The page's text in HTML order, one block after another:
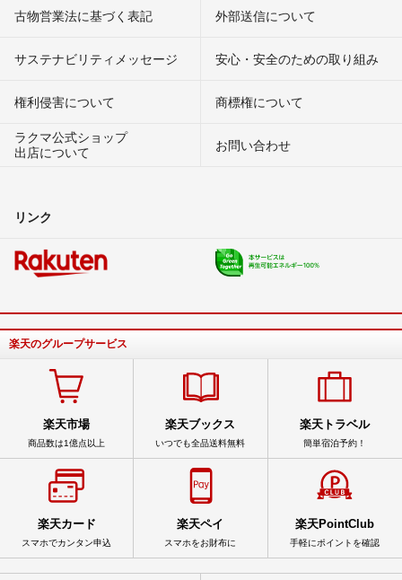
古物営業法に基づく表記 外部送信について
サステナビリティメッセージ 安心・安全のための取り組み
権利侵害について
商標権について
ラクマ公式ショップ
出店について
お問い合わせ
リンク
楽天のグループサービス
楽天市場
商品数は1億点以上
楽天ブックス
いつでも全品送料無料
楽天トラベル
簡単宿泊予約！
楽天カード
スマホでカンタン申込
楽天ペイ
スマホをお財布に
楽天PointClub
手軽にポイントを確認